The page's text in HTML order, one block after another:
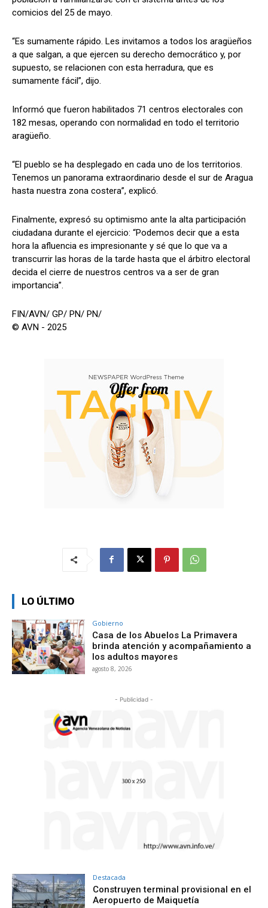
comicios del 25 de mayo.
“Es sumamente rápido. Les invitamos a todos los aragüeños
a que salgan, a que ejercen su derecho democrático y, por
supuesto, se relacionen con esta herradura, que es
sumamente fácil”, dijo.
Informó que fueron habilitados 71 centros electorales con
182 mesas, operando con normalidad en todo el territorio
aragüeño.
“El pueblo se ha desplegado en cada uno de los territorios.
Tenemos un panorama extraordinario desde el sur de Aragua
hasta nuestra zona costera”, explicó.
Finalmente, expresó su optimismo ante la alta participación
ciudadana durante el ejercicio: “Podemos decir que a esta
hora la afluencia es impresionante y sé que lo que va a
transcurrir las horas de la tarde hasta que el árbitro electoral
decida el cierre de nuestros centros va a ser de gran
importancia”.
FIN/AVN/ GP/ PN/ PN/
© AVN - 2025
LO ÚLTIMO
Gobierno
Casa de los Abuelos La Primavera
brinda atención y acompañamiento a
los adultos mayores
agosto 8, 2026
- Publicidad -
Destacada
Construyen terminal provisional en el
Aeropuerto de Maiquetía